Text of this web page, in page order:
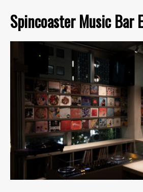
Spincoaster Music Bar